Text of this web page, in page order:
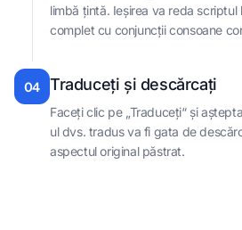
limbă țintă. Ieșirea va reda scriptul
complet cu conjuncții consoane
04 Traduceți și descărcați
Faceți clic pe „Traduceți“ și
ul dvs. tradus va fi gata de
aspectul original păstrat.